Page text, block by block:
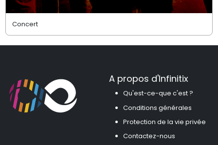
Concert
A propos d'Infinitix
Qu'est-ce-que c'est ?
Conditions générales
Protection de la vie privée
Contactez-nous